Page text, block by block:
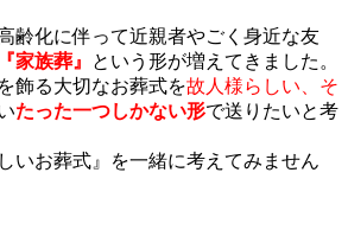
齢化に伴って近親者やごく身近な友
『家族葬』
という形が増えてきました。
飾る大切なお葬式を故人様らしい、そ
たった一つしかない形で送りたいと考
いお葬式』を一緒に考えてみません